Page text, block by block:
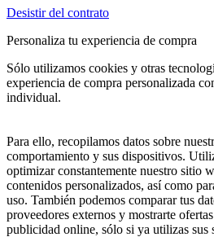
Desistir del contrato
Personaliza tu experiencia de compra
Sólo utilizamos cookies y otras
experiencia de compra personalizada
individual.
Para ello, recopilamos datos sobre
comportamiento y sus dispositivos.
optimizar constantemente nuestro sitio
contenidos personalizados, así como
uso. También podemos comparar tus
proveedores externos y mostrarte
publicidad online, sólo si ya utilizas sus